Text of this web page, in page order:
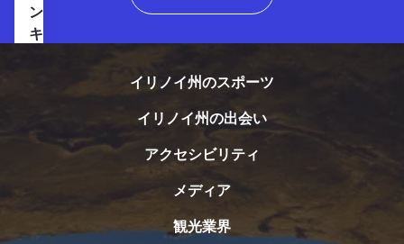
ン・
キッ
のエ
シェ
イリノイ州のスポーツ
イリノイ州の出会い
アクセシビリティ
メディア
観光業界